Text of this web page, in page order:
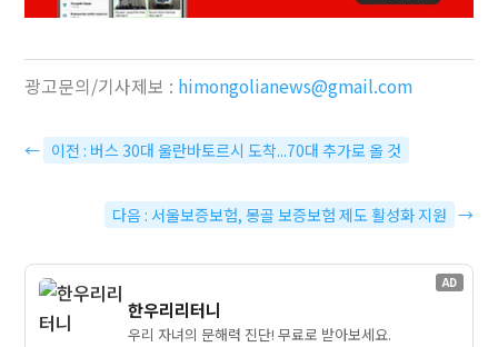
광고문의/기사제보 : himongolianews@gmail.com
← 이전 : 버스 30대 울란바토르시 도착...70대 추가로 올 것
다음 : 서울보증보험, 몽골 보증보험 제도 활성화 지원 →
AD
한우리리터니
우리 자녀의 문해력 진단! 무료로 받아보세요.